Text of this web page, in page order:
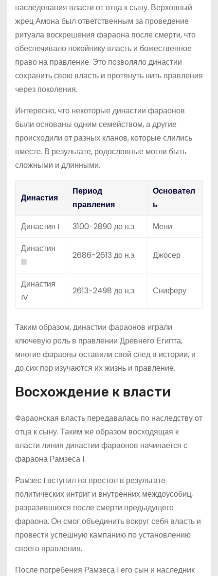
наследования власти от отца к сыну. Верховный
жрец Амона был ответственным за проведение
ритуала воскрешения фараона после смерти, что
обеспечивало покойнику власть и божественное
право на правление. Это позволяло династии
сохранить свою власть и протянуть нить правления
через поколения.
Интересно, что некоторые династии фараонов
были основаны одним семейством, а другие
происходили от разных кланов, которые слились
вместе. В результате, родословные могли быть
сложными и длинными.
Династия
Период
правления
Основател
ь
Династия I
3100-2890 до н.э.
Мени
Династия
III
2686-2613 до н.э. Джосер
Династия
IV
2613-2498 до н.э. Сниферу
Таким образом, династии фараонов играли
ключевую роль в правлении Древнего Египта,
многие фараоны оставили свой след в истории, и
до сих пор изучаются их жизнь и правление.
Восхождение к власти
Фараонская власть передавалась по наследству от
отца к сыну. Таким же образом восходящая к
власти линия династии фараонов начинается с
фараона Рамзеса I.
Рамзес I вступил на престол в результате
политических интриг и внутренних междоусобиц,
разразившихся после смерти предыдущего
фараона. Он смог объединить вокруг себя власть и
провести успешную кампанию по установлению
своего правления.
После погребения Рамзеса I его сын и наследник